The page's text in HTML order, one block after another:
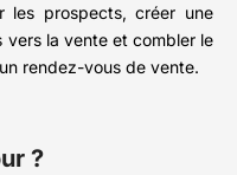
les prospects, créer une
vers la vente et combler le
rendez-vous de vente.
?